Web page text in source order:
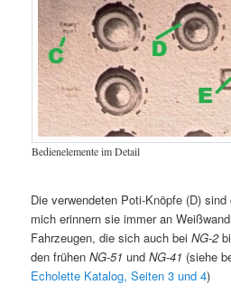
Bedienelemente im Detail
Die verwendeten Poti-Knöpfe (D)
mich erinnern sie immer an
Fahrzeugen, die sich auch beiNG-2
den frühenNG-51 undNG-41 (siehe
Echolette Katalog, Seiten 3 und 4)